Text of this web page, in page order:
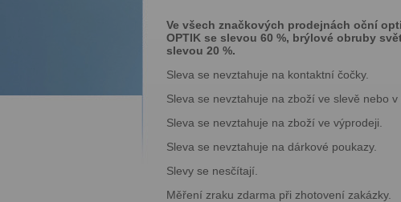
Ve všech značkových prodejnách oční
OPTIK se slevou 60 %, brýlové obruby
slevou 20 %.
Sleva se nevztahuje na kontaktní čočky.
Sleva se nevztahuje na zboží ve slevě nebo v
Sleva se nevztahuje na zboží ve výprodeji.
Sleva se nevztahuje na dárkové poukazy.
Slevy se nesčítají.
Měření zraku zdarma při zhotovení zakázky.